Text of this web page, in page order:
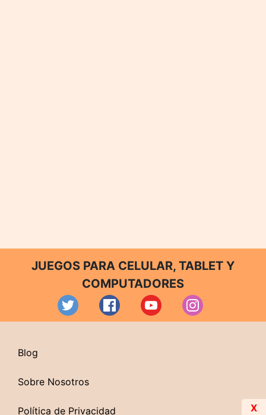
JUEGOS PARA CELULAR, TABLET Y
COMPUTADORES
Blog
Sobre Nosotros
Política de Privacidad X